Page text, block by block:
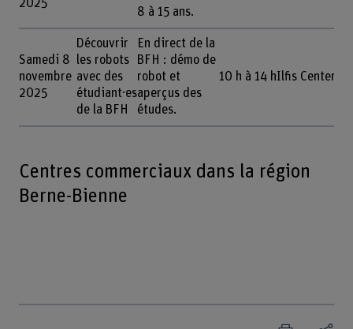
2025
8 à 15 ans.
Samedi 8
novembre
2025
Découvrir
les robots
avec des
étudiant·es
de la BFH
En direct de la
BFH : démo de
robot et
aperçus des
études.
10 h à 14 hIlfis Center,
Centres commerciaux dans la région
Berne-Bienne